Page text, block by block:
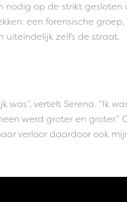
nodig op de strikt gesloten
een forensische groep,
uiteindelijk zelfs de straat.
vertelt Serena. “Ik
werd groter en groter.”
verloor daardoor ook